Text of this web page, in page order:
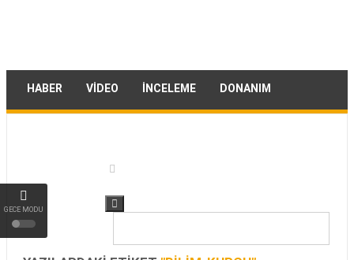
GECE MODU
HABER VIDEO İNCELEME DONANIM